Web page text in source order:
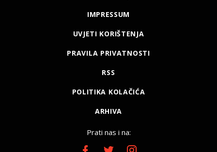
IMPRESSUM
UVJETI KORIŠTENJA
PRAVILA PRIVATNOSTI
RSS
POLITIKA KOLAČIĆA
ARHIVA
Prati nas i na: